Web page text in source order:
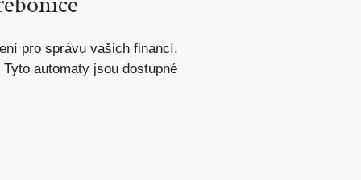
pro správu vašich financí.
automaty jsou dostupné